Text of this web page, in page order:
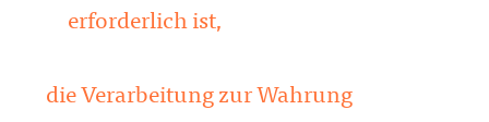
erforderlich ist,
die Verarbeitung zur Wahrung